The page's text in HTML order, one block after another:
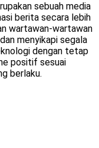
sebuah media
berita secara lebih
wartawan-wartawan
menyikapi segala
dengan tetap
positif sesuai
berlaku.